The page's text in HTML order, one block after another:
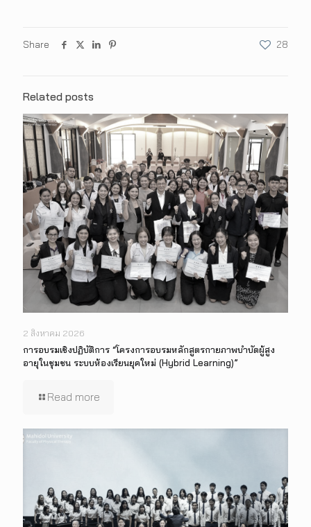
Share 28
Related posts
2 สิงหาคม 2026
การอบรมเชิงปฏิบัติการ “โครงการอบรมหลักสูตรกายภาพบำบัดผู้สูง
อายุในชุมชน ระบบห้องเรียนยุคใหม่ (Hybrid Learning)”
Read more